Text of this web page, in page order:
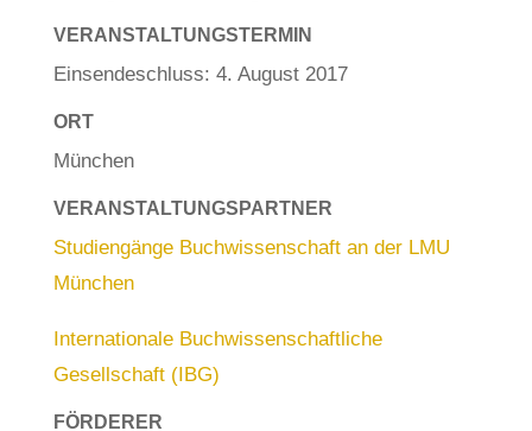
VERANSTALTUNGSTERMIN
Einsendeschluss: 4. August 2017
ORT
München
VERANSTALTUNGSPARTNER
Studiengänge Buchwissenschaft an der LMU
München
Internationale Buchwissenschaftliche
Gesellschaft (IBG)
FÖRDERER